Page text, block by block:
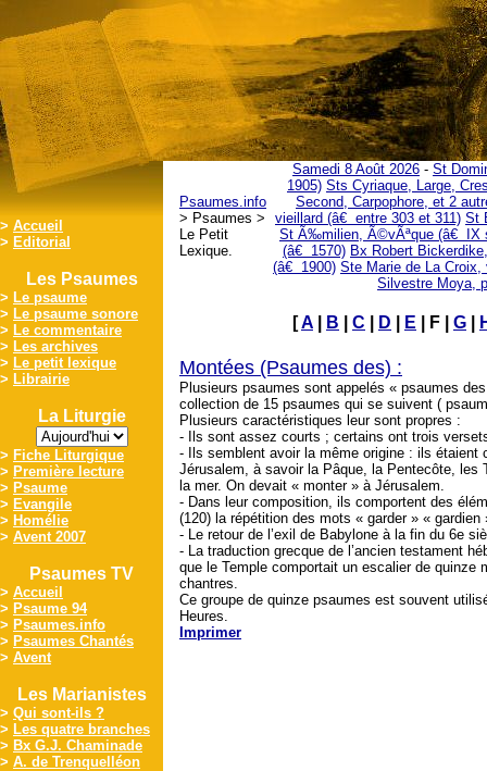
> Accueil
> Editorial
Les Psaumes
> Le psaume
> Le psaume sonore
> Le commentaire
> Les archives
> Le petit lexique
> Librairie
La Liturgie
> Fiche Liturgique
> Première lecture
> Psaume
> Evangile
> Homélie
> Avent 2007
Psaumes TV
> Accueil
> Psaume 94
> Psaumes.info
> Psaumes Chantés
> Avent
Les Marianistes
> Qui sont-ils ?
> Les quatre branches
> Bx G.J. Chaminade
> A. de Trenquelléon
Psaumes.info
> Psaumes >
Le Petit
Lexique.
Samedi 8 Août 2026 - St
1905) Sts Cyriaque, Large,
Second, Carpophore, et 2
vieillard (â€ entre 303 et 311) St
St Ã‰milien, Ã©vÃªque (â€ IX
(â€ 1570) Bx Robert
(â€ 1900) Ste Marie de La
Silvestre Moya,
[A B C D E | F | G
Montées (Psaumes des) :
Plusieurs psaumes sont appelés « psaumes
collection de 15 psaumes qui se suivent (
Plusieurs caractéristiques leur sont propres :
- Ils sont assez courts ; certains ont trois
- Ils semblent avoir la même origine : ils
Jérusalem, à savoir la Pâque, la Pentecôte,
la mer. On devait « monter » à Jérusalem.
- Dans leur composition, ils comportent des
(120) la répétition des mots « garder » « gardien
- Le retour de l’exil de Babylone à la fin du 6e
- La traduction grecque de l’ancien testament
que le Temple comportait un escalier de
chantres.
Ce groupe de quinze psaumes est souvent
Heures.
Imprimer